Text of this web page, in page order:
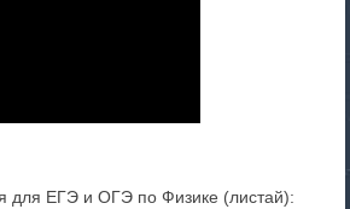
для ЕГЭ и ОГЭ по Физике (листай):